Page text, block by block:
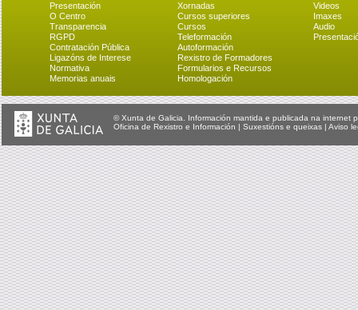
Presentación
O Centro
Transparencia
RGPD
Contratación Pública
Ligazóns de Interese
Normativa
Memorias anuais
Xornadas
Cursos superiores
Cursos
Teleformación
Autoformación
Rexistro de Formadores
Formularios e Recursos
Homologación
Videos
Imaxes
Audio
© Xunta de Galicia. Información mantida e publicada na internet
Oficina de Rexistro e Información | Suxestións e queixas | Aviso